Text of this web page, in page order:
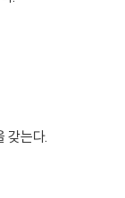
갖는다.